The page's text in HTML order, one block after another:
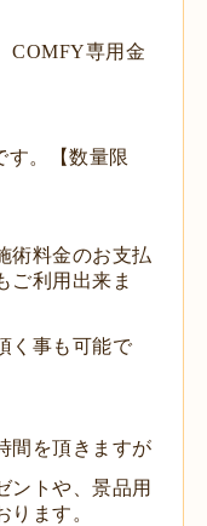
COMFY専用金
す。【数量限
術料金のお支払
ご利用出来ま
く事も可能で
間を頂きますが
ントや、景品用
ます。